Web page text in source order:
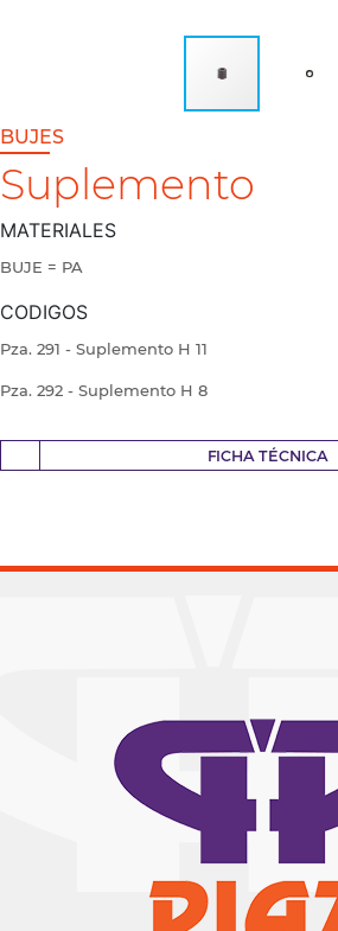
BUJES
Suplemento
MATERIALES
BUJE = PA
CODIGOS
Pza. 291 - Suplemento H 11
Pza. 292 - Suplemento H 8
FICHA TÉCNICA